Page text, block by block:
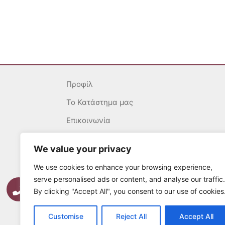
We value your privacy
We use cookies to enhance your browsing experience,
serve personalised ads or content, and analyse our traffic.
By clicking "Accept All", you consent to our use of cookies.
Customise Reject All Accept All
Προφίλ
To Κατάστημα μας
Επικοινωνία
Ασφάλεια Συναλλαγών
Πολιτική επιστροφών
Τρόποι Πληρωμής